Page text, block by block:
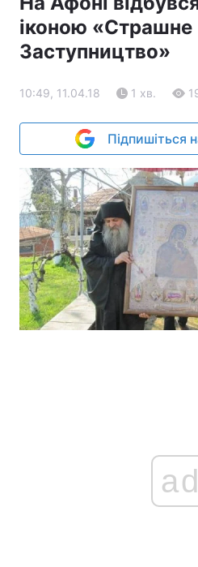
іконою «Страшне
Заступництво»
10:49, 11.04.18 1 хв.
Підпишіться
ad